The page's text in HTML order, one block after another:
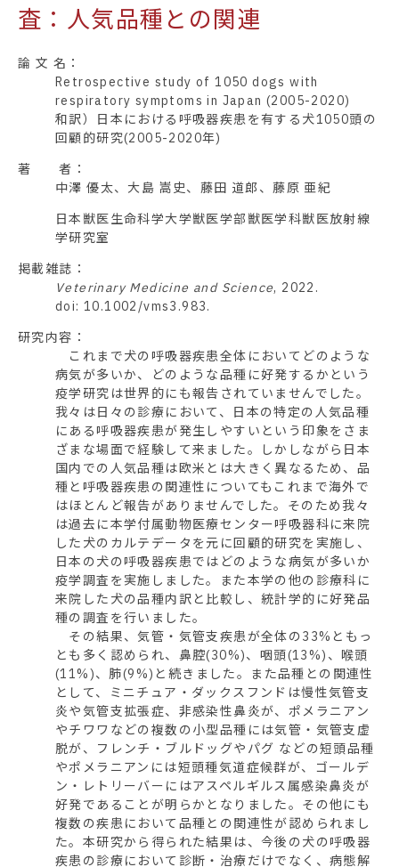
査：人気品種との関連
論 文 名：
Retrospective study of 1050 dogs with
respiratory symptoms in Japan (2005-2020)
和訳）日本における呼吸器疾患を有する犬1050頭の
回顧的研究(2005-2020年)
著 者：
中澤 優太、大島 嵩史、藤田 道郎、藤原 亜紀
日本獣医生命科学大学獣医学部獣医学科獣医放射線
学研究室
掲載雑誌：
Veterinary Medicine and Science, 2022.
doi: 10.1002/vms3.983.
研究内容：
これまで犬の呼吸器疾患全体においてどのような
病気が多いか、どのような品種に好発するかという
疫学研究は世界的にも報告されていませんでした。
我々は日々の診療において、日本の特定の人気品種
にある呼吸器疾患が発生しやすいという印象をさま
ざまな場面で経験して来ました。しかしながら日本
国内での人気品種は欧米とは大きく異なるため、品
種と呼吸器疾患の関連性についてもこれまで海外で
はほとんど報告がありませんでした。そのため我々
は過去に本学付属動物医療センター呼吸器科に来院
した犬のカルテデータを元に回顧的研究を実施し、
日本の犬の呼吸器疾患ではどのような病気が多いか
疫学調査を実施しました。また本学の他の診療科に
来院した犬の品種内訳と比較し、統計学的に好発品
種の調査を行いました。
その結果、気管・気管支疾患が全体の33%ともっ
とも多く認められ、鼻腔(30%)、咽頭(13%)、喉頭
(11%)、肺(9%)と続きました。また品種との関連性
として、ミニチュア・ダックスフンドは慢性気管支
炎や気管支拡張症、非感染性鼻炎が、ポメラニアン
やチワワなどの複数の小型品種には気管・気管支虚
脱が、フレンチ・ブルドッグやパグ などの短頭品種
やポメラニアンには短頭種気道症候群が、ゴールデ
ン・レトリーバーにはアスペルギルス属感染鼻炎が
好発であることが明らかとなりました。その他にも
複数の疾患において品種との関連性が認められまし
た。本研究から得られた結果は、今後の犬の呼吸器
疾患の診療において診断・治療だけでなく、病態解